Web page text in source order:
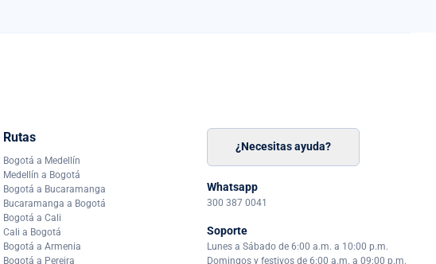
Rutas
Bogotá a Medellín
Medellín a Bogotá
Bogotá a Bucaramanga
Bucaramanga a Bogotá
Bogotá a Cali
Cali a Bogotá
Bogotá a Armenia
Bogotá a Pereira
¿Necesitas ayuda?
Whatsapp
300 387 0041
Soporte
Lunes a Sábado de 6:00 a.m. a 10:00 p.m.
Domingos y festivos de 6:00 a.m. a 09:00 p.m.